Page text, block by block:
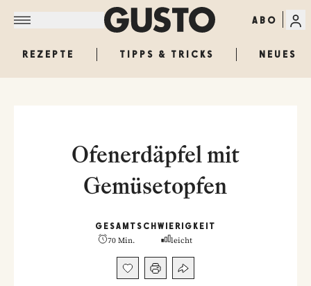
ABO
REZEPTE TIPPS & TRICKS NEUES
Ofenerdäpfel mit
Gemüsetopfen
GESAMT
70 Min.
SCHWIERIGKEIT
leicht